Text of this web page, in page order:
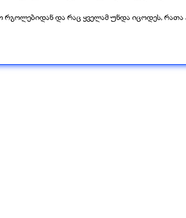
რგოლებიდან და რაც ყველამ უნდა იცოდეს,